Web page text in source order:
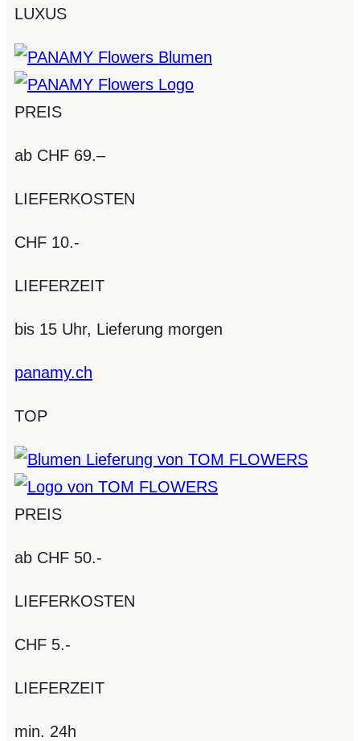
LUXUS
PREIS
ab CHF 69.–
LIEFERKOSTEN
CHF 10.-
LIEFERZEIT
bis 15 Uhr, Lieferung morgen
panamy.ch
TOP
PREIS
ab CHF 50.-
LIEFERKOSTEN
CHF 5.-
LIEFERZEIT
min. 24h